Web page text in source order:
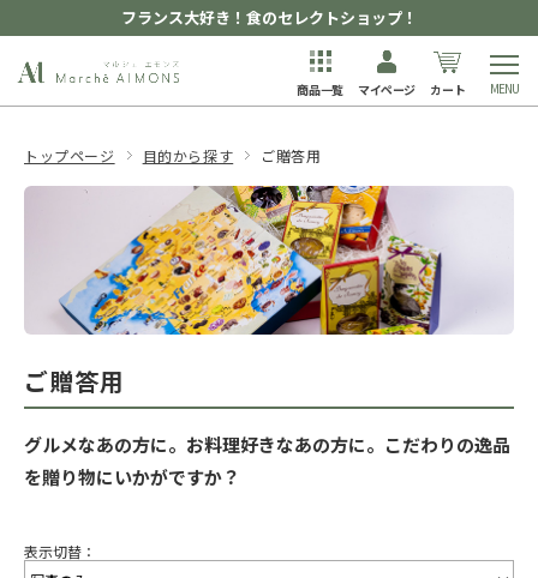
フランス大好き！食のセレクトショップ！
商品一覧 マイページ カート
トップページ 目的から探す ご贈答用
ご贈答用
グルメなあの方に。お料理好きなあの方に。こだわりの逸品
を贈り物にいかがですか？
表示切替：